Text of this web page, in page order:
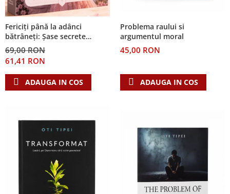
Fericiți până la adânci
bătrâneți: Șase secrete
pentru o căsnicie reușită
69,00 RON
61,41 RON
ADAUGA IN COS
Problema raului si
argumentul moral
45,00 RON
ADAUGA IN COS